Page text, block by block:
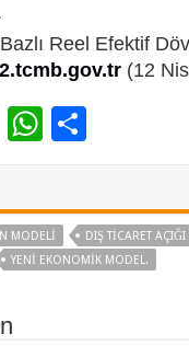
Reel Efektif
(12
Pr W
sA
p
aş
MODELI
DIŞ TICARET AÇIĞI
YENI EKONOMIK MODEL.